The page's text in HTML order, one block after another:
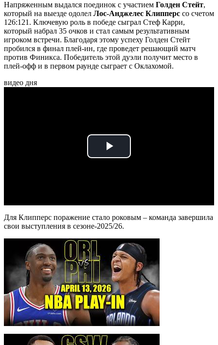
Напряженным выдался поединок с участием Голден Стейт,
который на выезде одолел Лос-Анджелес Клипперс со счетом
126:121. Ключевую роль в победе сыграл Стеф Карри,
который набрал 35 очков и стал самым результативным
игроком встречи. Благодаря этому успеху Голден Стейт
пробился в финал плей-ин, где проведет решающий матч
против Финикса. Победитель этой дуэли получит место в
плей-офф и в первом раунде сыграет с Оклахомой.
видео дня
Play
Для Клипперс поражение стало роковым – команда завершила
свои выступления в сезоне-2025/26.